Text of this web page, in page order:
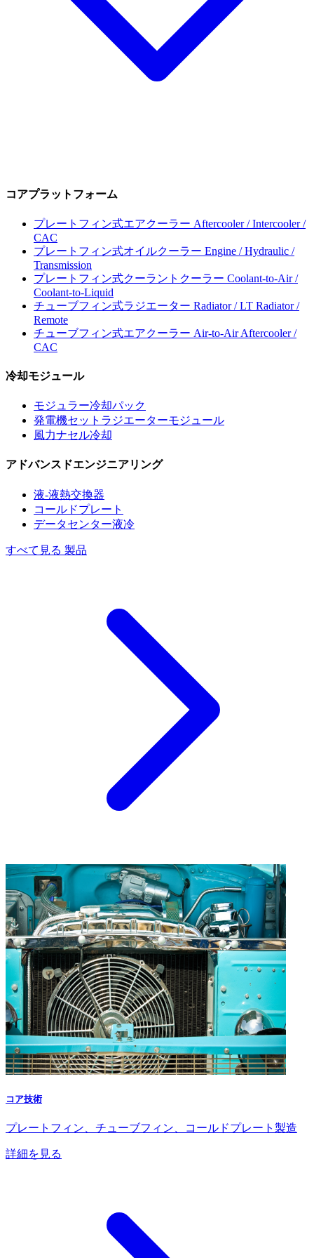
コアプラットフォーム
プレートフィン式エアクーラー Aftercooler / Intercooler /
CAC
プレートフィン式オイルクーラー Engine / Hydraulic /
Transmission
プレートフィン式クーラントクーラー Coolant-to-Air /
Coolant-to-Liquid
チューブフィン式ラジエーター Radiator / LT Radiator /
Remote
チューブフィン式エアクーラー Air-to-Air Aftercooler /
CAC
冷却モジュール
モジュラー冷却パック
発電機セットラジエーターモジュール
風力ナセル冷却
アドバンスドエンジニアリング
液-液熱交換器
コールドプレート
データセンター液冷
すべて見る 製品
コア技術
プレートフィン、チューブフィン、コールドプレート製造
詳細を見る